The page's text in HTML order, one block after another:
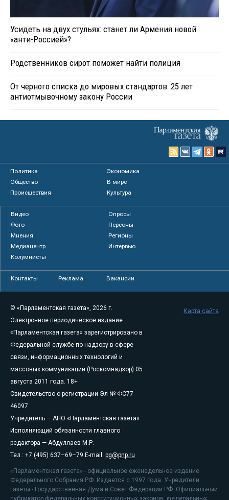
Усидеть на двух стульях: станет ли Армения новой
«анти-Россией»?
Родственников сирот поможет найти полиция
От черного списка до мировых стандартов: 25 лет
антиотмывочному закону России
Политика
Экономика
Общество
В мире
Происшествия
Культура
Видео
Опросы
Фото
Персоны
Мнения
Регионы
Медиацентр
Интервью
Колумнисты
Контакты Реклама Вакансии
© «Парламентская газета», 2026 г.
Электронное периодическое издание
«Парламентская газета» зарегистрировано в
Федеральной службе по надзору в сфере
связи, информационных технологий и
массовых коммуникаций (Роскомнадзор) 05
августа 2011 года. 18+
Свидетельство о регистрации Эл № ФС77-
46097
Учредитель — АНО «Парламентская газета»
Исполняющий обязанности главного
редактора — Абдуллаев М.Р.
Тел.: +7 (495) 637–69–79 E-mail: pg@pnp.ru
«Парламентская газета» - официальное еженедельное издание
Федерального Собрания РФ. Издается с 1997 года. Учредители
газеты - Государственная Дума и Совет Федерации РФ. Официальный
публикатор федеральных конституционных законов, федеральных
Карта сайта